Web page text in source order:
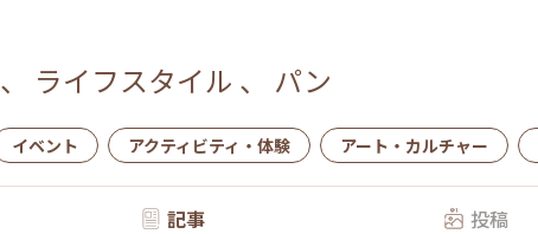
、 ライフスタイル 、 パン
イベント アクティビティ・体験 アート・カルチャー
記事 投稿